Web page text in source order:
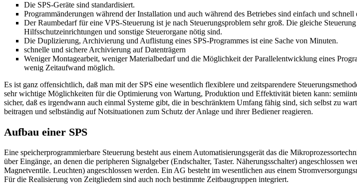
Die SPS-Geräte sind standardisiert.
Programmänderungen während der Installation und auch während des Betriebes sind einfach und schnell
Der Raumbedarf für eine VPS-Steuerung ist je nach Steuerungsproblem sehr groß. Die gleiche
Hilfsschutzeinrichtungen und sonstige Steuerorgane nötig sind.
Die Duplizierung, Archivierung und Auflistung eines SPS-Programmes ist eine Sache von Minuten.
schnelle und sichere Archivierung auf Datenträgern
Weniger Montagearbeit, weniger Materialbedarf und die Möglichkeit der Parallelentwicklung eines
wenig Zeitaufwand möglich.
Es ist ganz offensichtlich, daß man mit der SPS eine wesentlich flexiblere und zeitsparendere
sehr wichtige Möglichkeiten für die Optimierung von Wartung, Produktion und Effektivität bieten kann:
sicher, daß es irgendwann auch einmal Systeme gibt, die in beschränktem Umfang fähig sind, sich selbst zu
beitragen und selbständig auf Notsituationen zum Schutz der Anlage und ihrer Bediener reagieren.
Aufbau einer SPS
Eine speicherprogrammierbare Steuerung besteht aus einem Automatisierungsgerät das die
über Eingänge, an denen die peripheren Signalgeber (Endschalter, Taster. Näherungsschalter) angeschlossen
Magnetventile. Leuchten) angeschlossen werden. Ein AG besteht im wesentlichen aus einem
Für die Realisierung von Zeitgliedem sind auch noch bestimmte Zeitbaugruppen integriert.